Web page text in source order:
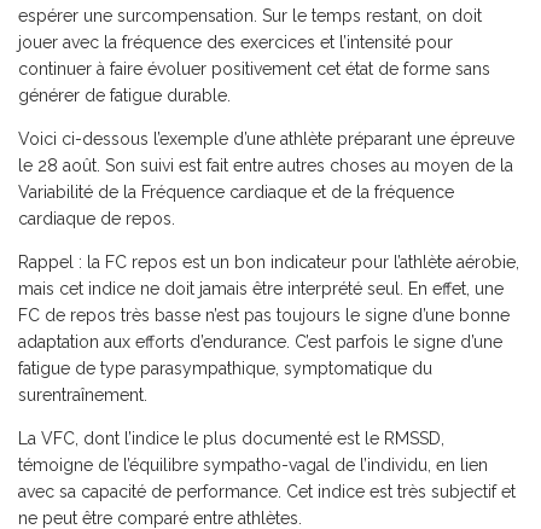
espérer une surcompensation. Sur le temps restant, on doit
jouer avec la fréquence des exercices et l’intensité pour
continuer à faire évoluer positivement cet état de forme sans
générer de fatigue durable.
Voici ci-dessous l’exemple d’une athlète préparant une épreuve
le 28 août. Son suivi est fait entre autres choses au moyen de la
Variabilité de la Fréquence cardiaque et de la fréquence
cardiaque de repos.
Rappel : la FC repos est un bon indicateur pour l’athlète aérobie,
mais cet indice ne doit jamais être interprété seul. En effet, une
FC de repos très basse n’est pas toujours le signe d’une bonne
adaptation aux efforts d’endurance. C’est parfois le signe d’une
fatigue de type parasympathique, symptomatique du
surentraînement.
La VFC, dont l’indice le plus documenté est le RMSSD,
témoigne de l’équilibre sympatho-vagal de l’individu, en lien
avec sa capacité de performance. Cet indice est très subjectif et
ne peut être comparé entre athlètes.